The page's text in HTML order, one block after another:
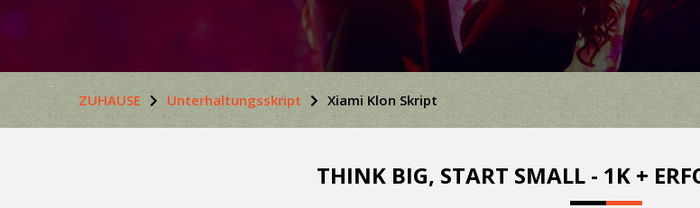
ZUHAUSE Unterhaltungsskript Xiami Klon Skript
THINK BIG, START SMALL - 1K +